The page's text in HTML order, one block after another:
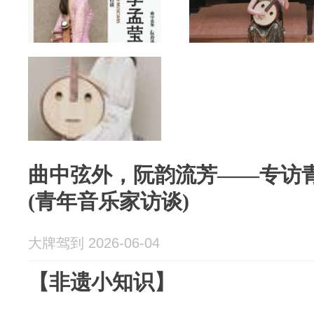
曲中弦外，阮韵流芳——专访
(青年音乐家访谈)
大牌驾到 2026-06-04
【非遗小知识】